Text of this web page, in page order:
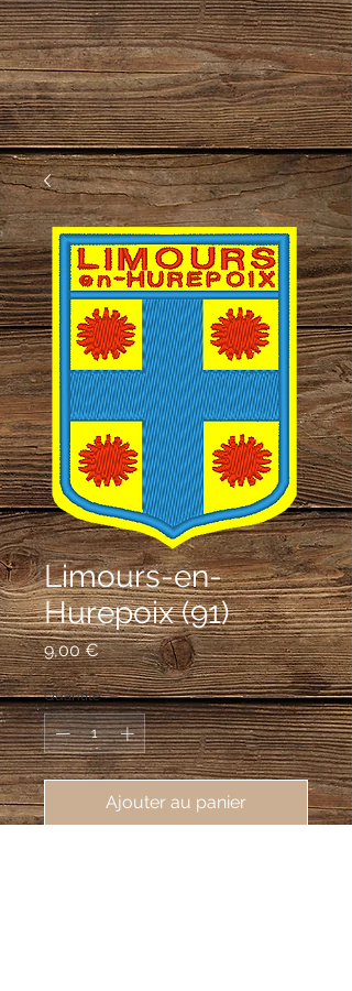
Limours-en-
Hurepoix (91)
9,00 €Prix
Quantité *
Ajouter au panier